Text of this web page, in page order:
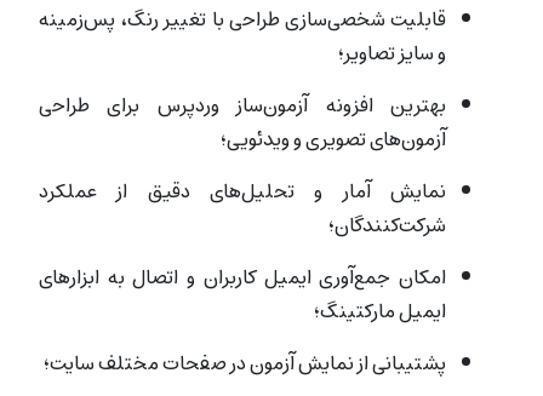
قابلیت شخصی‌سازی طراحی با تغییر رنگ، پس‌زمینه
و سایز تصاویر؛
بهترین افزونه آزمون‌ساز وردپرس برای طراحی
آزمون‌های تصویری و ویدئویی؛
نمایش آمار و تحلیل‌های دقیق از عملکرد
شرکت‌کنندگان؛
امکان جمع‌آوری ایمیل کاربران و اتصال به ابزارهای
ایمیل مارکتینگ؛
پشتیبانی از نمایش آزمون در صفحات مختلف سایت؛